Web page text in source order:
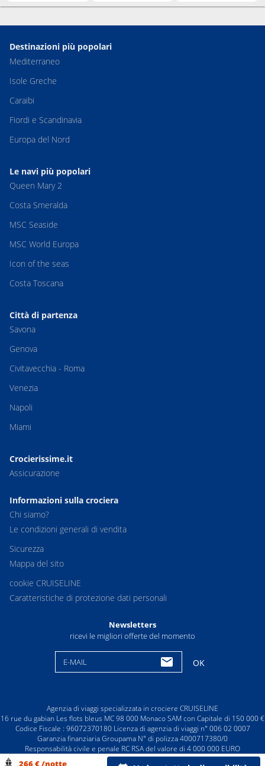
266 € /notte
Destinazioni più popolari
Mediterraneo
Isole Greche
Caraibi
Fiordi e Scandinavia
Europa del Nord
Le navi più popolari
Queen Mary 2
Costa Smeralda
MSC Seaside
MSC World Europa
Icon of the seas
Costa Toscana
Città di partenza
Savona
Genova
Civitavecchia - Roma
Venezia
Napoli
Miami
Crocierissime.it
Assicurazione
Informazioni sulla crociera
Chi siamo?
Le condizioni generali di vendita
Sicurezza
Mappa del sito
cookie CRUISELINE
Caratteristiche di protezione dati personali
Newsletters
ricevi le migliori offerte del momento
E-MAIL OK
Agenzia di viaggi specializzata in crociere CRUISELINE
16 rue du gabian Les flots bleus MC 98 000 Monaco SAM con Capitale di 150 000 €
Codice Fiscale : 96072370180 Licenza di agenzia di viaggi n° 006 02 0007
Garanzia finanziaria Groupama N° di polizza 4000717380/0
Responsabilità civile e penale RC RSA del valore di 4 000 000 EURO
© CRUISELINE 2026 - all rights reserved